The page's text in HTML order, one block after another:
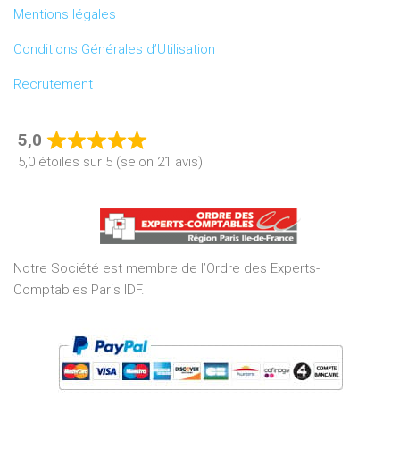
Mentions légales
Conditions Générales d’Utilisation
Recrutement
5,0
Rated
5,0
of
5
5,0 étoiles sur 5 (selon 21 avis)
Notre Société est membre de l’Ordre des Experts-
Comptables Paris IDF.